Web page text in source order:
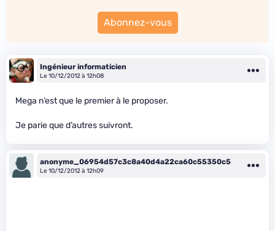
Abonnez-vous
Ingénieur informaticien
Le 10/12/2012 à 12h08
Mega n’est que le premier à le proposer.
Je parie que d’autres suivront.
anonyme_06954d57c3c8a40d4a22ca60c55350c5
Le 10/12/2012 à 12h09